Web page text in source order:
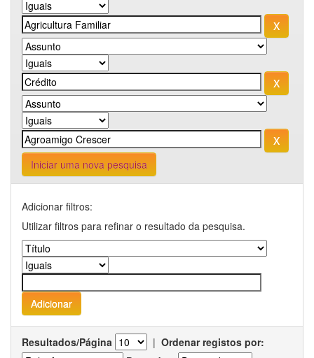
Iniciar uma nova pesquisa
Adicionar filtros:
Utilizar filtros para refinar o resultado da pesquisa.
Resultados/Página | Ordenar registos por: